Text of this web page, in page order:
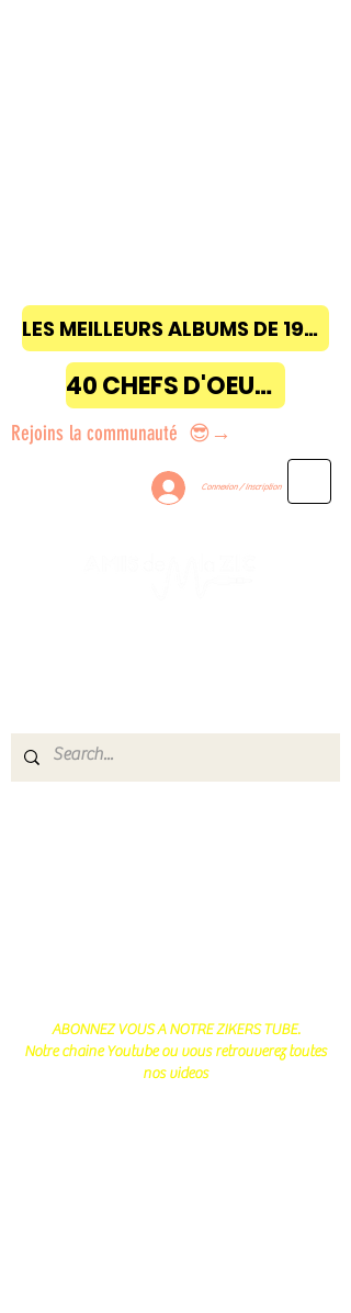
LES MEILLEURS ALBUMS DE 1968 à 2018
40 CHEFS D'OEUVRE
Rejoins la communauté 😎→
Connexion / Inscription
ABONNEZ VOUS A NOTRE ZIKERS TUBE.
Notre chaine Youtube ou vous retrouverez toutes
nos videos